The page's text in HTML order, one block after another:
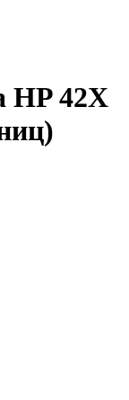
HP 42X